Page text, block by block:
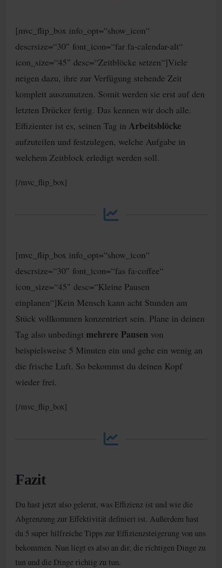
[mvc_flip_box info_opt=“show_icon“
descrsize=“30″ font_icon=“far fa-calendar-alt“
icon_size=“45″ desc=“Zeitblöcke setzen“]Viele
neigen dazu, ihre zur Verfügung stehende Zeit
komplett auszunutzen. Somit werden sie erst auf den
letzten Drücker fertig. Das kennen wir doch alle.
Effizienter ist es, seinen Tag inArbeitsblöcke
aufzuteilen und festzulegen, welche Aufgabe in
welchem Zeitblock erledigt werden soll.
[/mvc_flip_box]
[mvc_flip_box info_opt=“show_icon“
descrsize=“30″ font_icon=“fas fa-coffee“
icon_size=“45″ desc=“Kleine Pausen
einplanen“]Kein Mensch kann acht Stunden am
Stück vollkommen konzentriert sein. Plane in deinen
Tag also unbedingt mehrere Pausen von
beispielsweise 5 Minuten ein und gehe ein wenig an
die frische Luft. So bekommst du deinen Kopf
wieder frei.
[/mvc_flip_box]
Fazit
Du hast jetzt also gelernt, was Effizienz ist und wie die
Abgrenzung zur Effektivität definiert ist. Außerdem hast
du 5 super hilfreiche Tipps zur Effizienzsteigerung von uns
bekommen. Nun liegt es also an dir, die richtigen Dinge zu
tun und die Dinge richtig zu tun.